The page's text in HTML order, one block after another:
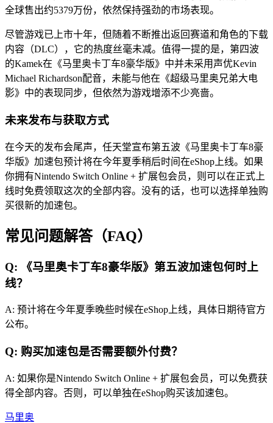
全球售出约5379万份，依然保持强劲的市场表现。
尽管游戏已上市十年，但随着不断推出返回赛道和角色的下载
内容（DLC），它的热度丝毫未减。值得一提的是，第四波
的Kamek在《马里奥卡丁车8豪华版》中并未采用声优Kevin
Michael Richardson配音，未能与他在《超级马里奥兄弟大电
影》中的表现同步，但依然为游戏增添不少亮啬。
未来发布与获取方式
在今天的发布会尾声，任天堂宣布第五波《马里奥卡丁车8豪
华版》加速包预计将在今年夏季稍后时间在eShop上线。如果
你拥有Nintendo Switch Online + 扩展包会员，则可以在正式上
线时免费领取这次的全部内容。没有的话，也可以选择单独购
买很新的加速包。
常见问题解答（FAQ）
Q: 《马里奥卡丁车8豪华版》第五波加速包何时上
线？
A: 预计将在今年夏季晚些时候在eShop上线，具体日期待官方
公布。
Q: 购买加速包是否需要额外付费？
A: 如果你是Nintendo Switch Online + 扩展包会员，可以免费获
得全部内容。否则，可以单独在eShop购买该加速包。
马里奥